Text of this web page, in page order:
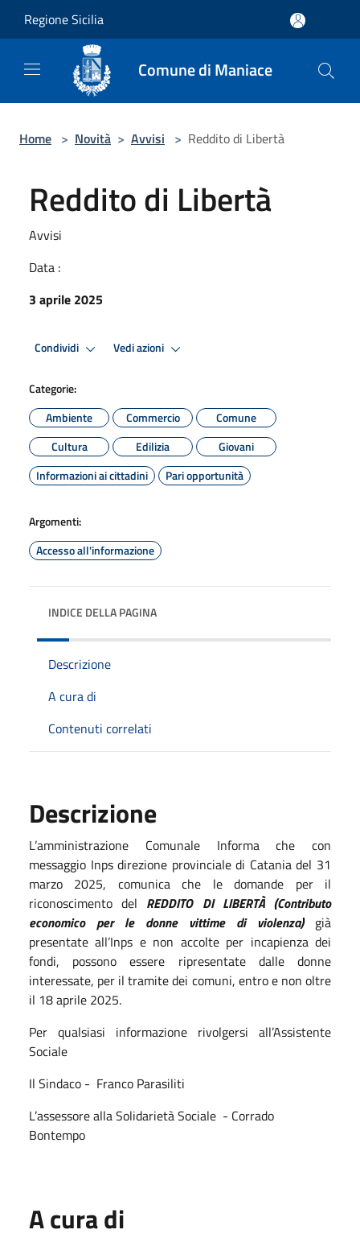
Regione Sicilia
Comune di Maniace
Home > Novità > Avvisi > Reddito di Libertà
Reddito di Libertà
Avvisi
Data :
3 aprile 2025
Condividi Vedi azioni
Categorie:
Ambiente
Commercio
Comune
Cultura
Edilizia
Giovani
Informazioni ai cittadini
Pari opportunità
Argomenti:
Accesso all'informazione
INDICE DELLA PAGINA
Descrizione
A cura di
Contenuti correlati
Descrizione
L’amministrazione Comunale Informa che con
messaggio Inps direzione provinciale di Catania del 31
marzo 2025, comunica che le domande per il
riconoscimento del REDDITO DI LIBERTÀ (Contributo
economico per le donne vittime di violenza) già
presentate all’Inps e non accolte per incapienza dei
fondi, possono essere ripresentate dalle donne
interessate, per il tramite dei comuni, entro e non oltre
il 18 aprile 2025.
Per qualsiasi informazione rivolgersi all’Assistente
Sociale
Il Sindaco - Franco Parasiliti
L’assessore alla Solidarietà Sociale - Corrado
Bontempo
A cura di